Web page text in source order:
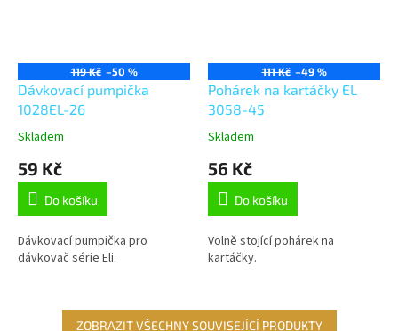
119 Kč –50 %
Dávkovací pumpička
1028EL-26
Skladem
59 Kč
Do košíku
Dávkovací pumpička pro
dávkovač série Eli.
111 Kč –49 %
Pohárek na kartáčky EL
3058-45
Skladem
56 Kč
Do košíku
Volně stojící pohárek na
kartáčky.
ZOBRAZIT VŠECHNY SOUVISEJÍCÍ PRODUKTY